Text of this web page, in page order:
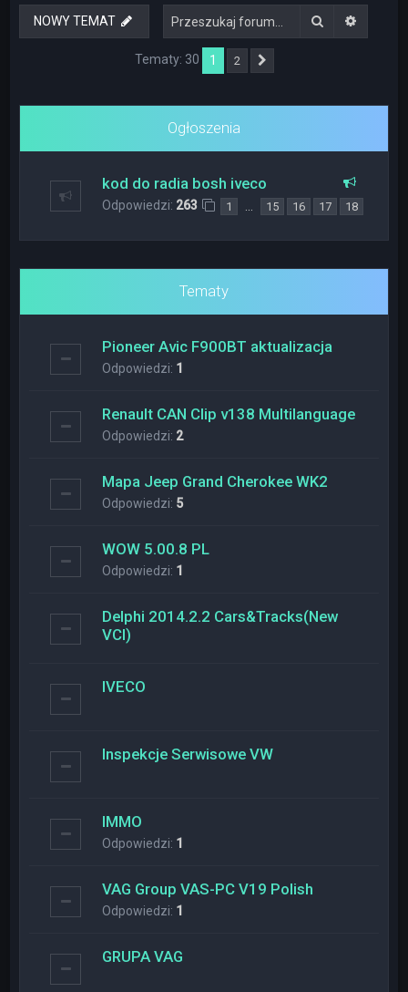
NOWY TEMAT Szukaj
Tematy: 30 1 2
Ogłoszenia
kod do radia bosh iveco
Odpowiedzi: 263 1 … 15 16 17 18
Tematy
Pioneer Avic F900BT aktualizacja
Odpowiedzi: 1
Renault CAN Clip v138 Multilanguage
Odpowiedzi: 2
Mapa Jeep Grand Cherokee WK2
Odpowiedzi: 5
WOW 5.00.8 PL
Odpowiedzi: 1
Delphi 2014.2.2 Cars&Tracks(New
VCI)
IVECO
Inspekcje Serwisowe VW
IMMO
Odpowiedzi: 1
VAG Group VAS-PC V19 Polish
Odpowiedzi: 1
GRUPA VAG